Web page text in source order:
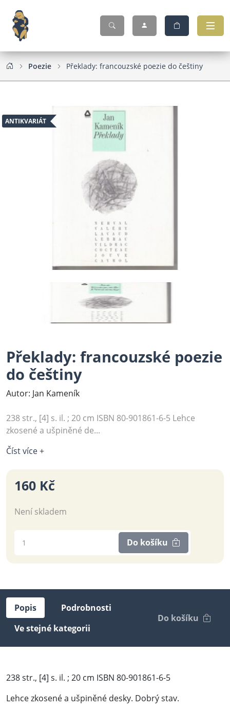
Poezie Překlady: francouzské poezie do češtiny
ANTIKVARIÁT
Překlady: francouzské poezie
do češtiny
Autor: Jan Kameník
238 str., [4] s. il. ; 20 cm ISBN 80-901861-6-5 Lehce
zkosené a ušpiněné de...
Číst více +
160 Kč
Není skladem
Do košíku
Popis
Podrobnosti
Ve stejné kategorii
Do košíku
238 str., [4] s. il. ; 20 cm ISBN 80-901861-6-5
Lehce zkosené a ušpiněné desky. Dobrý stav.